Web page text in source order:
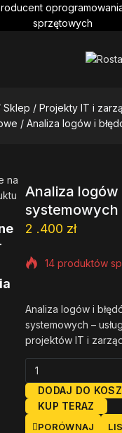
sprzętowych
Sklep / Projekty IT i
/ Analiza logów i
Analiza logów
systemowych
2 .400 zł
14 produktów
Analiza logów i
systemowych –
projektów IT i
ilość
Analiza
logów
i
błędów
DODAJ DO
KUP TERAZ
PORÓWNAJ